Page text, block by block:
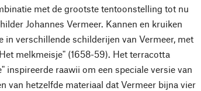
met de grootste tentoonstelling tot nu
Johannes Vermeer. Kannen en kruiken
in verschillende schilderijen van Vermeer, met
melkmeisje" (1658-59). Het terracotta
inspireerde raawii om een speciale versie van
van hetzelfde materiaal dat Vermeer bijna vier